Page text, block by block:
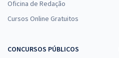
Oficina de Redação
Cursos Online Gratuitos
CONCURSOS PÚBLICOS